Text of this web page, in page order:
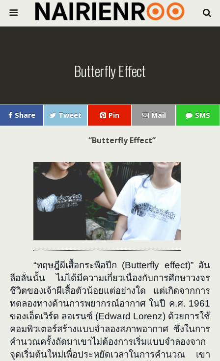
Butterfly Effect
Share Tweet Pin Mail SMS
“Butterfly Effect”
“ทฤษฎีผีเสื้อกระพือปีก (Butterfly effect)” อัน
ลือลั่นนั้น ไม่ได้มีความเกี่ยวเนื่องกับการศึกษาวงจร
ชีวิตของเจ้าผีเสื้อตัวน้อยแต่อย่างใด แต่เกิดจากการ
ทดลองทางด้านการพยากรณ์อากาศ ในปี ค.ศ. 1961
ของเอ็ดเวิร์ด ลอเรนซ์ (Edward Lorenz) ด้วยการใช้
คอมพิวเตอร์สร้างแบบจำลองสภาพอากาศ ซึ่งในการ
คำนวณครั้งถัดมาเขาไม่ต้องการเริ่มแบบจำลองจาก
จุดเริ่มต้นใหม่เพื่อประหยัดเวลาในการคำนวณ เขา